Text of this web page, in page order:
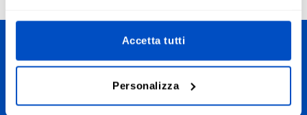
Accetta tutti
Personalizza
Personalizza le tue creazioni
Spediamo in tutta Italia, da Bolzano ad Agrigento, dalle Alpi
all'Etna. E, ovviamente, spediamo anche in tutto il mondo.